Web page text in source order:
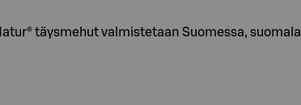
täysmehut valmistetaan Suomessa,